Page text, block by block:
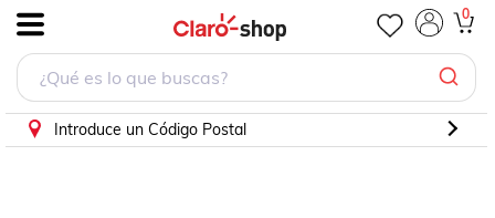
0
Introduce un Código Postal
PorCategorías
PorMarcas
PorDescuento